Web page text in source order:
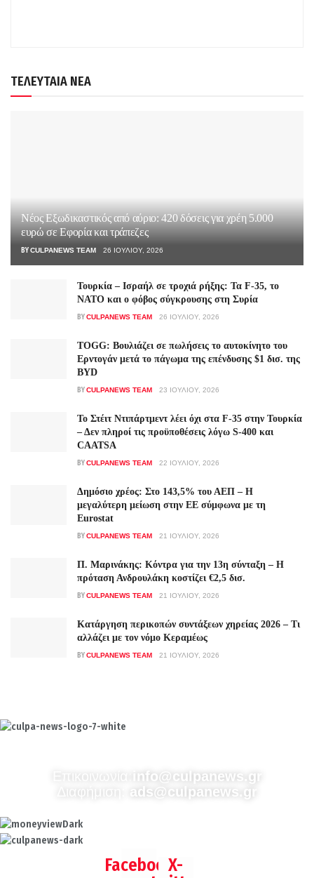
ΤΕΛΕΥΤΑΙΑ ΝΕΑ
Νέος Εξωδικαστικός από αύριο: 420 δόσεις για χρέη 5.000
ευρώ σε Εφορία και τράπεζες
BYCULPANEWS TEAM 26 ΙΟΥΛΊΟΥ, 2026
Τουρκία – Ισραήλ σε τροχιά ρήξης: Τα F-35, το
ΝΑΤΟ και ο φόβος σύγκρουσης στη Συρία
BYCULPANEWS TEAM 26 ΙΟΥΛΊΟΥ, 2026
TOGG: Βουλιάζει σε πωλήσεις το αυτοκίνητο του
Ερντογάν μετά το πάγωμα της επένδυσης $1 δισ. της
BYD
BYCULPANEWS TEAM 23 ΙΟΥΛΊΟΥ, 2026
Το Στέιτ Ντιπάρτμεντ λέει όχι στα F-35 στην Τουρκία
– Δεν πληροί τις προϋποθέσεις λόγω S-400 και
CAATSA
BYCULPANEWS TEAM 22 ΙΟΥΛΊΟΥ, 2026
Δημόσιο χρέος: Στο 143,5% του ΑΕΠ – Η
μεγαλύτερη μείωση στην ΕΕ σύμφωνα με τη
Eurostat
BYCULPANEWS TEAM 21 ΙΟΥΛΊΟΥ, 2026
Π. Μαρινάκης: Κόντρα για την 13η σύνταξη – Η
πρόταση Ανδρουλάκη κοστίζει €2,5 δισ.
BYCULPANEWS TEAM 21 ΙΟΥΛΊΟΥ, 2026
Κατάργηση περικοπών συντάξεων χηρείας 2026 – Τι
αλλάζει με τον νόμο Κεραμέως
BYCULPANEWS TEAM 21 ΙΟΥΛΊΟΥ, 2026
info@culpanews.gr
Διαφήμιση:
ads@culpanews.gr
FacebookX-